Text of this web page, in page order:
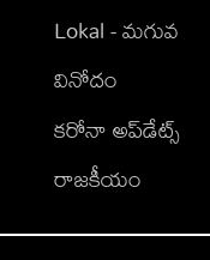
Lokal - మగువ
వినోదం
కరోనా అప్‌డేట్స్
రాజకీయం